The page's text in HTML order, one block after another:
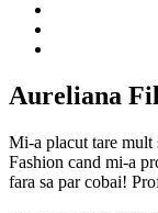
Aureliana
Mi-a placut tare mult
Fashion cand mi-a
fara sa par cobai!